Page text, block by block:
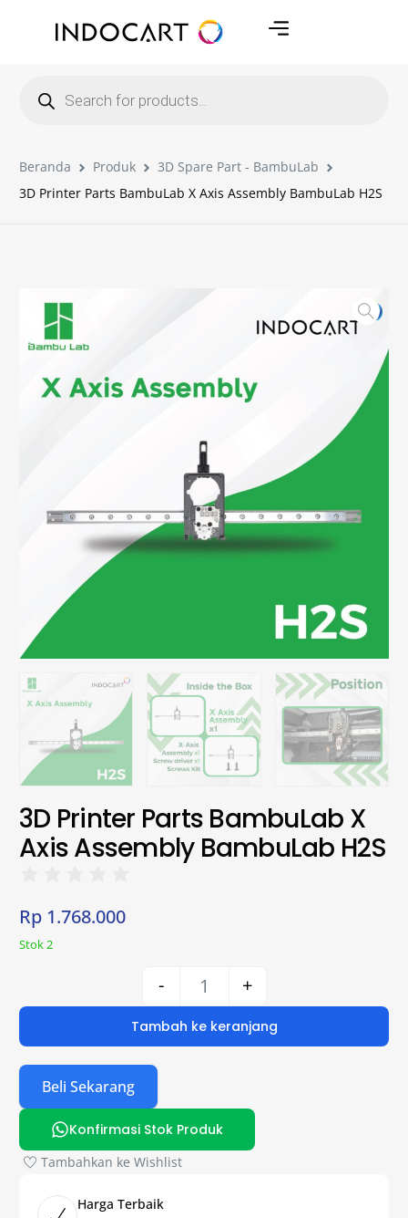
Beranda Produk
3D Spare Part - BambuLab
3D Printer Parts BambuLab X Axis Assembly BambuLab H2S
3D Printer Parts BambuLab X
Axis Assembly BambuLab H2S
Rp 1.768.000
Stok 2
- +
Tambah ke keranjang
Beli Sekarang
Konfirmasi Stok Produk
Tambahkan ke Wishlist
Harga Terbaik